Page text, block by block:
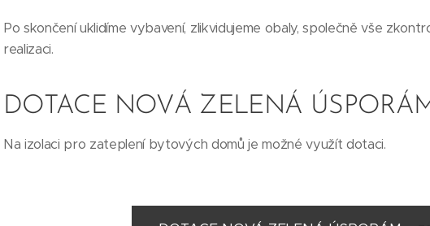
Po skončení uklidíme vybavení, zlikvidujeme obaly, společně vše
realizaci.
DOTACE NOVÁ ZELENÁ
Na izolaci pro zateplení bytových domů je možné využít dotaci.